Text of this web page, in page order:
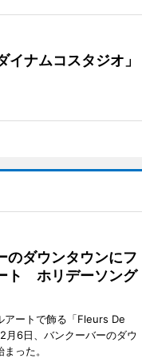
イナムコスタジオ」
のダウンタウンにフ
ト ホリデーソング
アートで飾る「Fleurs De
月6日、バンクーバーのダウ
った。